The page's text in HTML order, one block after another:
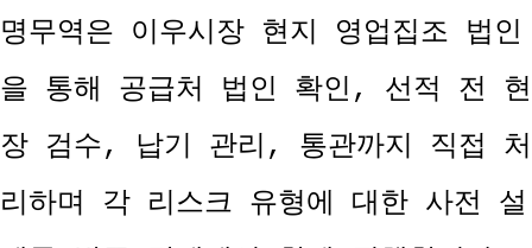
명무역은 이우시장 현지 영업집조 법인
을 통해 공급처 법인 확인, 선적 전 현
장 검수, 납기 관리, 통관까지 직접 처
리하며 각 리스크 유형에 대한 사전 설